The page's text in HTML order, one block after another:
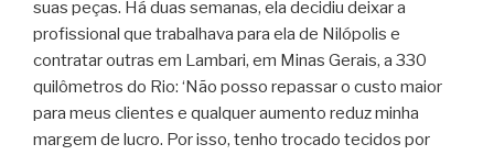
suas peças. Há duas semanas, ela decidiu deixar a
profissional que trabalhava para ela de Nilópolis e
contratar outras em Lambari, em Minas Gerais, a 330
quilômetros do Rio: ‘Não posso repassar o custo maior
para meus clientes e qualquer aumento reduz minha
margem de lucro. Por isso, tenho trocado tecidos por